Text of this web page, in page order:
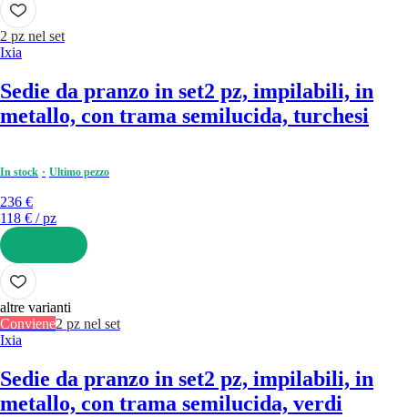
2 pz nel set
Ixia
Sedie da pranzo in set2 pz, impilabili, in
metallo, con trama semilucida, turchesi
In stock Ultimo pezzo
236 €
118 € / pz
AGGIUNGI
altre varianti
Conviene2 pz nel set
Ixia
Sedie da pranzo in set2 pz, impilabili, in
metallo, con trama semilucida, verdi